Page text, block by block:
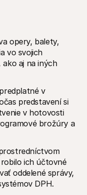
opery, balety,
vo svojich
aj na iných
v
predstavení si
v hotovosti
brožúry a
ich účtovné
oddelené správy,
DPH.